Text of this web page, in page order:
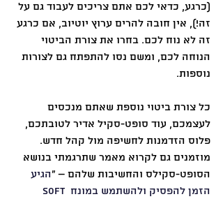
(כרגע, כדאי לכם אתם צריכים לעבוד גם על
זה!), אין חובה להרים ערוץ יוטיוב, אם כרגע
זה לא נוח לכם. בחרו את צורת הביטוי
הנוחה לכם, ומשם נסו להתפתח גם לצורות
נוספות.
כל צורת ביטוי נוספת שאתם מנכסים
לעצמכם, עוד סופט-סקיל אדיר לטובתכם,
פלוס הזדמנות לחשיפה מול קהל חדש.
מוזמנים גם לקרוא מאמר שתרגמתי בנושא
הסופט-סקילס והחשיבות שלהם – ״הגיע
הזמן להפסיק ולהשתמש במונח Soft